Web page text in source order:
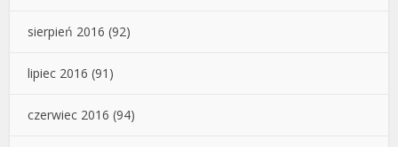
sierpień 2016 (92)
lipiec 2016 (91)
czerwiec 2016 (94)